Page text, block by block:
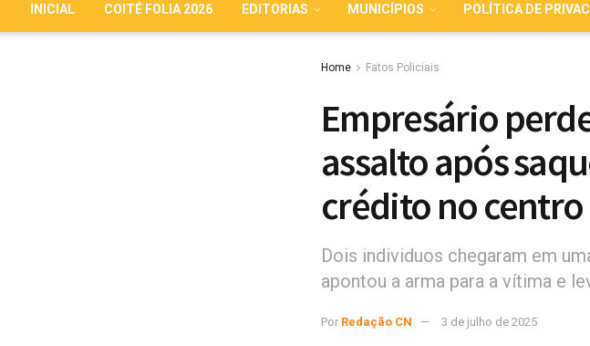
INICIAL COITÉ FOLIA 2026 EDITORIAS MUNICÍPIOS POLÍTICA DE
Home Fatos Policiais
Empresário
assalto após
crédito no centro
Dois individuos chegaram em
apontou a arma para a vítima e
Por Redação CN 3 de julho de 2025